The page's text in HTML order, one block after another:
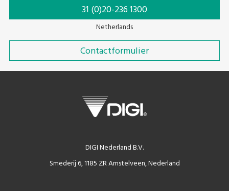
31 (0)20-236 1300
Netherlands
Contactformulier
DIGI Nederland B.V.
Smederij 6, 1185 ZR Amstelveen, Nederland